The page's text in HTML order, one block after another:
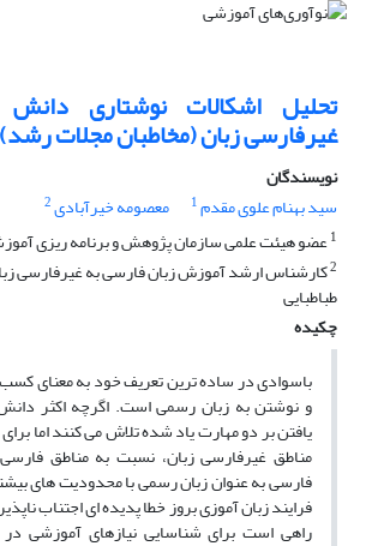
تحلیل اشکالات نوشتاری دانش
غیرفارسی زبان (مخاطبان مجلات رشد)
نویسندگان
سید بهنام علوی مقدم1 معصومه خیرآبادی2
1عضو هیئت علمی سازمان پژوهش و برنامه ریزی
2کارشناس ارشد آموزش زبان فارسی به غیرفارسی
طباطبایی
چکیده
باسوادی در ساده ترین تعریف خود به معنای
و نوشتن به زبان رسمی است. اگرچه اکثر
یافتن بر دو مهارت یاد شده تلاش می کنند اما
مناطق غیرفارسی زبان، نسبت به مناطق
فارسی به عنوان زبان رسمی با محدودیت های
فرایند زبان آموزی بروز خطا پدیده ای اجتناب
راهی است برای شناسایی نیازهای آموزشی